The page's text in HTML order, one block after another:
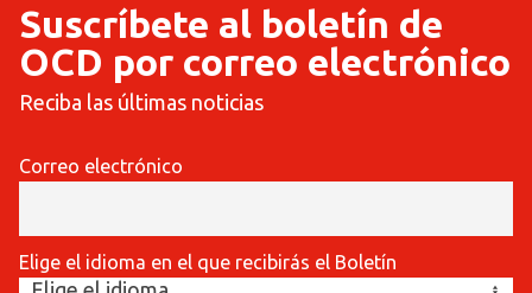
Suscríbete al boletín de
OCD por correo electrónico
Reciba las últimas noticias
Correo electrónico
Elige el idioma en el que recibirás el Boletín